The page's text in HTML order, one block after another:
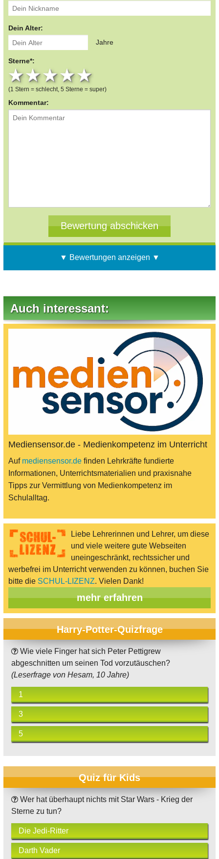
Dein Alter:
Jahre
Sterne*:
4 stars
3 stars
2 stars
1 star
(1 Stern = schlecht, 5 Sterne = super)
Kommentar:
▼ Bewertungen anzeigen ▼
Auch interessant:
Mediensensor.de - Medienkompetenz im Unterricht
Auf mediensensor.de finden Lehrkräfte fundierte
Informationen, Unterrichtsmaterialien und praxisnahe
Tipps zur Vermittlung von Medienkompetenz im
Schulalltag.
Liebe Lehrerinnen und Lehrer, um diese
und viele weitere gute Webseiten
uneingeschränkt, rechtssicher und
werbefrei im Unterricht verwenden zu können, buchen Sie
bitte die SCHUL-LIZENZ. Vielen Dank!
mehr erfahren
Harry-Potter-Quizfrage
Wie viele Finger hat sich Peter Pettigrew
abgeschnitten um seinen Tod vorzutäuschen?
(Leserfrage von Hesam, 10 Jahre)
1
3
5
Quiz für Kids
Wer hat überhaupt nichts mit Star Wars - Krieg der
Sterne zu tun?
Die Jedi-Ritter
Darth Vader